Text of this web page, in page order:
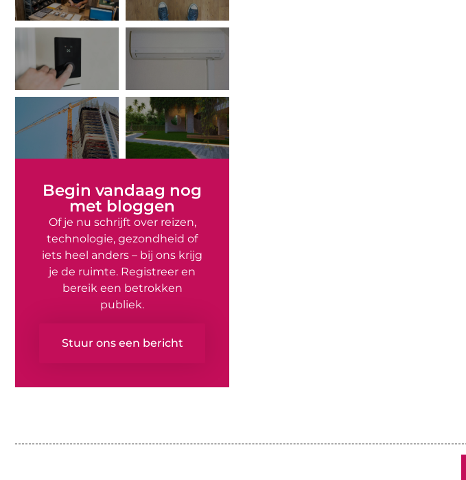
Begin vandaag nog
met bloggen
Of je nu schrijft over reizen,
technologie, gezondheid of
iets heel anders – bij ons krijg
je de ruimte. Registreer en
bereik een betrokken
publiek.
Stuur ons een bericht